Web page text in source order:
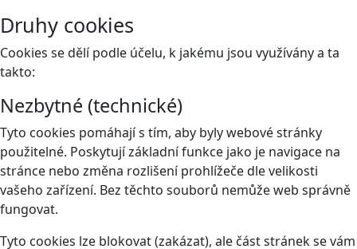
Druhy cookies
Cookies se dělí podle účelu, k jakému jsou využívány a ta
takto:
Nezbytné (technické)
Tyto cookies pomáhají s tím, aby byly webové stránky
použitelné. Poskytují základní funkce jako je navigace na
stránce nebo změna rozlišení prohlížeče dle velikosti
vašeho zařízení. Bez těchto souborů nemůže web správně
fungovat.
Tyto cookies lze blokovat (zakázat), ale část stránek se vám